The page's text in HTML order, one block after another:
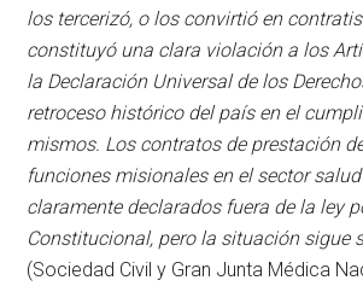
los tercerizó, o los convirtió en
constituyó una clara violación a los
la Declaración Universal de los
retroceso histórico del país en el
mismos. Los contratos de prestación
funciones misionales en el sector
claramente declarados fuera de la ley
Constitucional, pero la situación sigue
(Sociedad Civil y Gran Junta Médica